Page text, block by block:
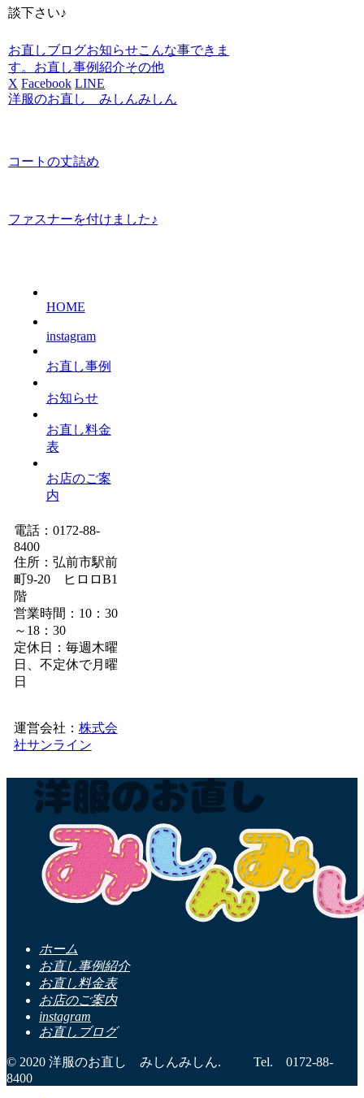
談下さい♪
お直しブログお知らせこんな事できま
す。お直し事例紹介その他
X Facebook LINE
洋服のお直し みしんみしん
コートの丈詰め
ファスナーを付けました♪
HOME
instagram
お直し事例
お知らせ
お直し料金
表
お店のご案
内
電話：0172-88-
8400
住所：弘前市駅前
町9-20 ヒロロB1
階
営業時間：10：30
～18：30
定休日：毎週木曜
日、不定休で月曜
日
運営会社： 株式会
社サンライン
ホーム
お直し事例紹介
お直し料金表
お店のご案内
instagram
お直しブログ
© 2020 洋服のお直し みしんみしん. Tel. 0172-88-
8400